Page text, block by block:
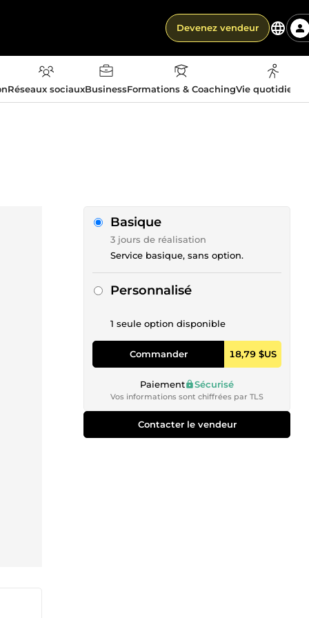
Devenez vendeur
Réseaux sociauxBusinessFormations & CoachingVie
Basique
3 jours de réalisation
Service basique, sans option.
Personnalisé
1 seule option disponible
Commander 18,79 $US
Paiement Sécurisé
Vos informations sont chiffrées par TLS
Contacter le vendeur